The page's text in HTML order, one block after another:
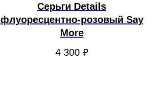
Серьги Details
флуоресцентно-розовый Say
More
4 300 ₽